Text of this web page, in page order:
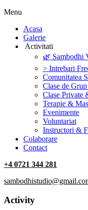
Menu
‎Acasa
Galerie
‎ ‎Activitati‎
🌿
> Intrebari
Comunitatea
Clase de
Clase Private
Terapie &
‎Evenimente
Voluntariat
‏‏‎Instructori &
Colaborare
Contact
+4 0721 344 281
Activity